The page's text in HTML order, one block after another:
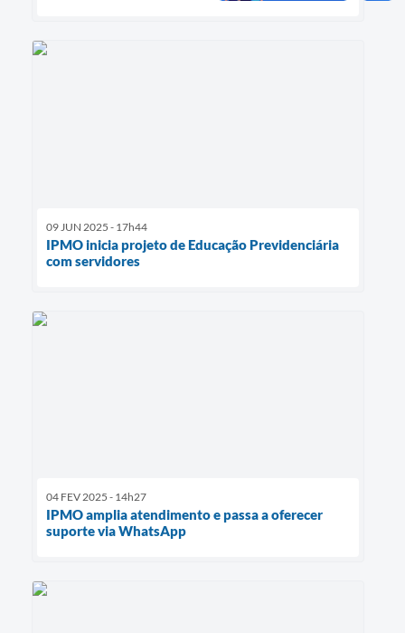
09 JUN 2025 - 17h44
IPMO inicia projeto de Educação Previdenciária
com servidores
04 FEV 2025 - 14h27
IPMO amplia atendimento e passa a oferecer
suporte via WhatsApp